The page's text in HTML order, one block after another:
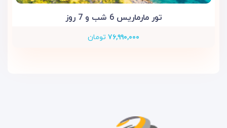
تور مارماریس 6 شب و 7 روز
۷۶,۹۹۰,۰۰۰ تومان